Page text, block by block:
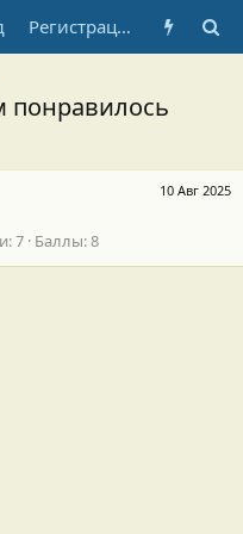
Регистрация
понравилось
10 Авг 2025
7 Баллы 8